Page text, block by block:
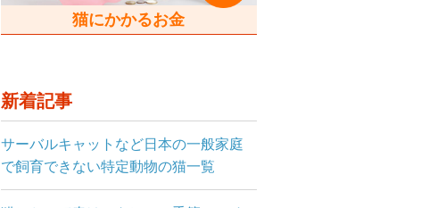
猫にかかるお金
新着記事
サーバルキャットなど日本の一般家庭
で飼育できない特定動物の猫一覧